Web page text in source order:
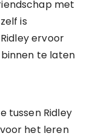
met
is
ervoor
te laten
tussen Ridley
het leren